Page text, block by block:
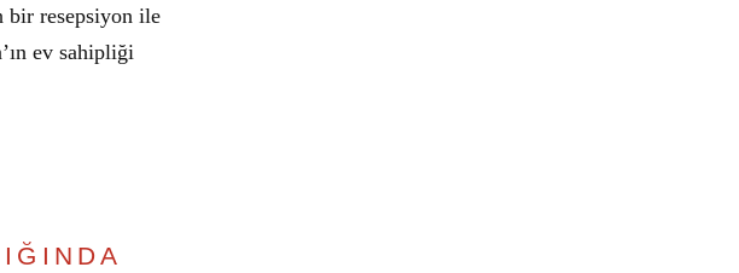
bir resepsiyon ile
ev sahipliği